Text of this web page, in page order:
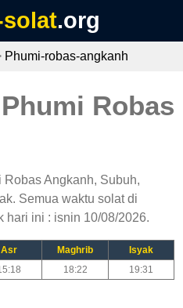
.org
Phumi-robas-angkanh
Robas
Angkanh, Subuh,
Semua waktu solat di
hari ini : isnin 10/08/2026.
Asr Maghrib
Isyak
18:22 19:31